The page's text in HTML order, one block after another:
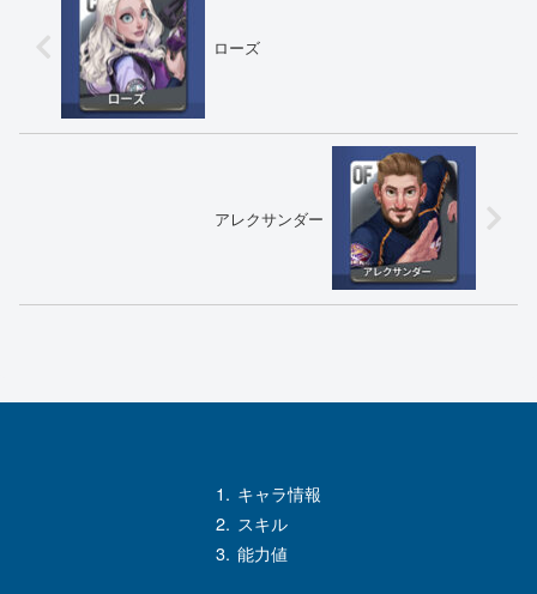
ローズ
アレクサンダー
キャラ情報
スキル
能力値